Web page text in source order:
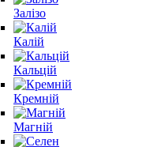
Залізо
Калій
Кальцій
Кремній
Магній